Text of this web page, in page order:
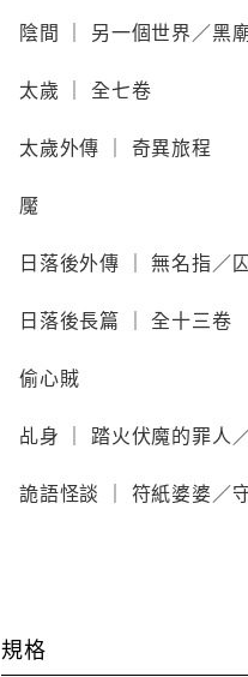
陰間 ｜ 另一個世界／黑
太歲 ｜ 全七卷
太歲外傳 ｜ 奇異旅程
魘
日落後外傳 ｜ 無名指／
日落後長篇 ｜ 全十三卷
偷心賊
乩身 ｜ 踏火伏魔的罪人
詭語怪談 ｜ 符紙婆婆／
規格